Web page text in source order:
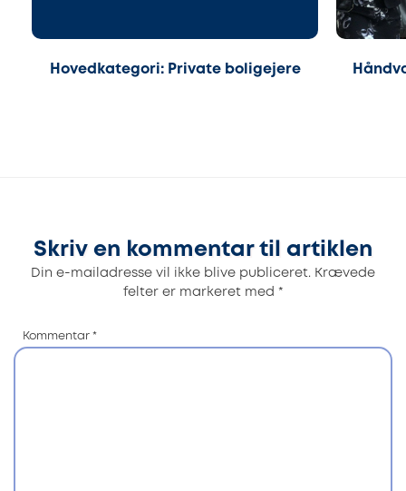
Hovedkategori: Private boligejere
Skriv en kommentar til artiklen
Din e-mailadresse vil ikke blive publiceret. Krævede
felter er markeret med *
Kommentar *